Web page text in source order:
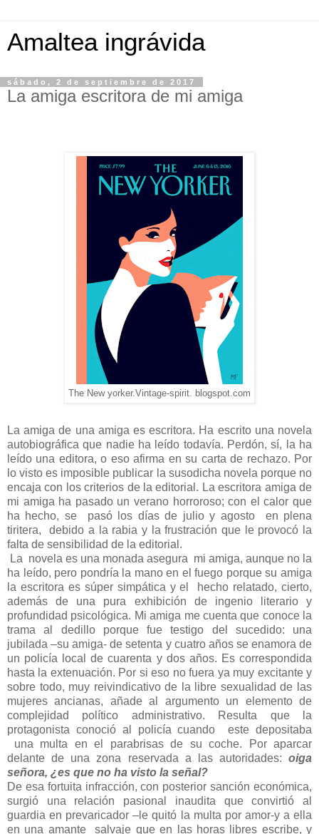
Amaltea ingrávida
sábado, 2 de septiembre de 2017
La amiga escritora de mi amiga
The New yorker.Vintage-spirit. blogspot.com
La amiga de una amiga es escritora. Ha escrito una novela
autobiográfica que nadie ha leído todavía. Perdón, sí, la ha
leído una editora, o eso afirma en su carta de rechazo. Por
lo visto es imposible publicar la susodicha novela porque no
encaja con los criterios de la editorial. La escritora amiga de
mi amiga ha pasado un verano horroroso; con el calor que
ha hecho, se pasó los días de julio y agosto en plena
tiritera, debido a la rabia y la frustración que le provocó la
falta de sensibilidad de la editorial.
La novela es una monada asegura mi amiga, aunque no la
ha leído, pero pondría la mano en el fuego porque su amiga
la escritora es súper simpática y el
hecho relatado, cierto,
además de una pura exhibición de ingenio literario y
profundidad psicológica. Mi amiga me cuenta que conoce la
trama al dedillo porque fue testigo del sucedido: una
jubilada –su amiga- de setenta y cuatro años se enamora de
un policía local de cuarenta y dos años. Es correspondida
hasta la extenuación. Por si eso no fuera ya muy excitante y
sobre todo, muy reivindicativo de la libre sexualidad de las
mujeres ancianas, añade al argumento un elemento de
complejidad político administrativo. Resulta que la
protagonista conoció al policía cuando
este depositaba
una multa en el parabrisas de su coche. Por aparcar
delante de una zona reservada a las autoridades: oiga
señora, ¿es que no ha visto la señal?
De esa fortuita infracción, con posterior sanción económica,
surgió una relación pasional inaudita que convirtió al
guardia en prevaricador –le quitó la multa por amor-y a ella
en una amante
salvaje que en las horas libres escribe, y